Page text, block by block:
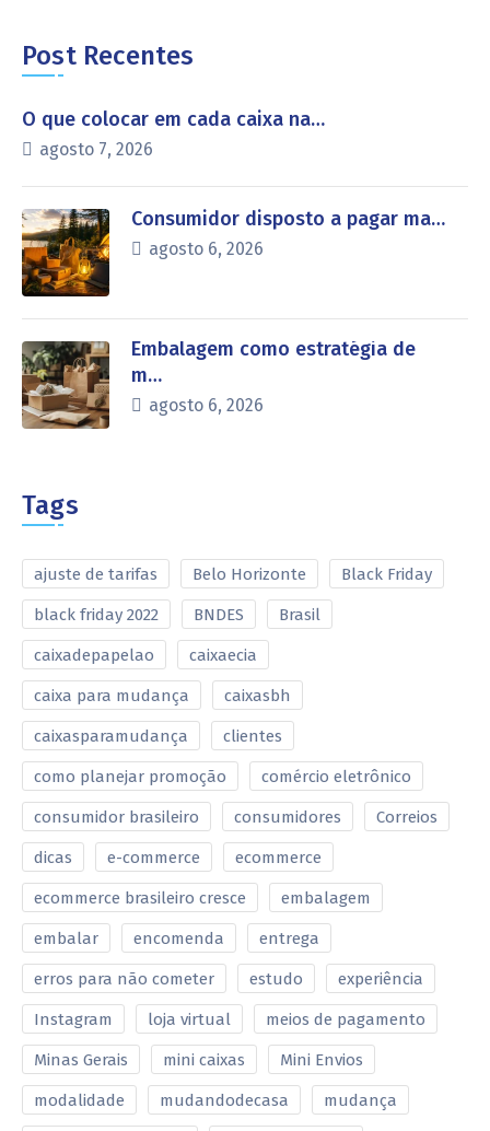
Post Recentes
O que colocar em cada caixa na…
agosto 7, 2026
Consumidor disposto a pagar ma…
agosto 6, 2026
Embalagem como estratégia de
m…
agosto 6, 2026
Tags
ajuste de tarifas Belo Horizonte Black Friday
black friday 2022 BNDES Brasil
caixadepapelao caixaecia
caixa para mudança caixasbh
caixasparamudança clientes
como planejar promoção comércio eletrônico
consumidor brasileiro consumidores Correios
dicas e-commerce ecommerce
ecommerce brasileiro cresce embalagem
embalar encomenda entrega
erros para não cometer estudo experiência
Instagram loja virtual meios de pagamento
Minas Gerais mini caixas Mini Envios
modalidade mudandodecasa mudança